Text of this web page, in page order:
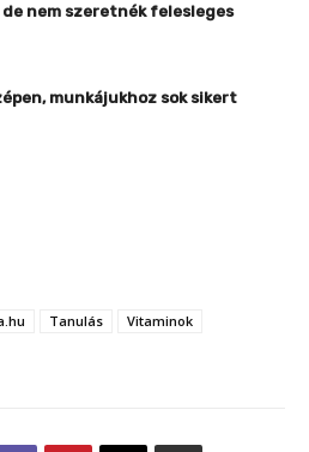
nem szeretnék felesleges
munkájukhoz sok sikert
Tanulás
Vitaminok